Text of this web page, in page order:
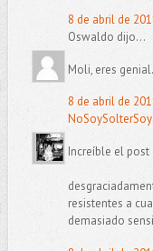
8 de abril de
Oswaldo dijo...
Moli, eres
8 de abril de
Increíble el
resistentes a
demasiado